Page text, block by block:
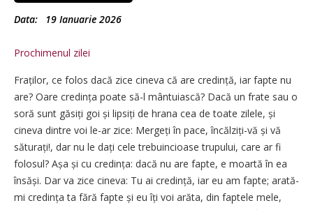
Data: 19 Ianuarie 2026
Prochimenul zilei
Fraților, ce folos dacă zice cineva că are credință, iar fapte nu
are? Oare credința poate să-l mântuiască? Dacă un frate sau o
soră sunt găsiți goi și lipsiți de hrana cea de toate zilele, și
cineva dintre voi le-ar zice: Mergeți în pace, încălziți-vă și vă
săturați!, dar nu le dați cele trebuincioase trupului, care ar fi
folosul? Așa și cu credința: dacă nu are fapte, e moartă în ea
însăși. Dar va zice cineva: Tu ai credință, iar eu am fapte; arată-
mi credința ta fără fapte și eu îți voi arăta, din faptele mele,